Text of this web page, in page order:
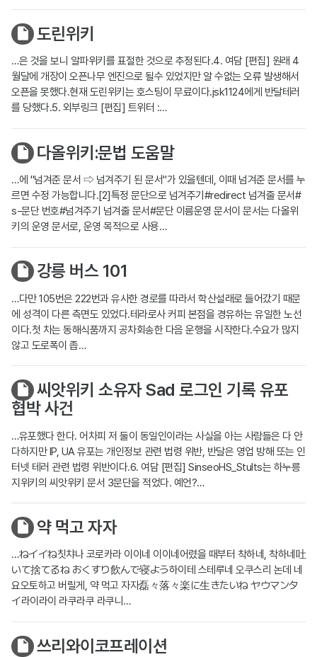
도린위키
…은 것을 보니 알파위키를 표절한 것으로 추정된다.4. 여담 [편집] 원래 4
월달에 개장이 오픈나무 엔진으로 될수 있었지만 알 수없는 오류 발생해서
오픈을 못했다.현재 도린위키는 호스팅이 무료이다.jsk1124에게 반달테러
를 당했다.5. 외부링크 [편집] 트위터 :…
다올위키:문법 도움말
…에 "넘겨준 문서 ⇨ 넘겨주기 된 문서"가 있을텐데, 이때 넘겨준 문서를 누
르면 수정 가능합니다.[2]특정 문단으로 넘겨주기#redirect 넘겨줄 문서#
s-문단 번호#넘겨주기 넘겨줄 문서#문단 이름운영 문서이 문서는 다올위
키의 운영 문서로, 운영 목적으로 사용…
강릉 버스 101
…다만 105번은 222번과 유사한 경로를 따라서 학산설래로 들어갔기 때문
에 성격이 다른 측면도 있었다.테라로사 커피 본점을 경유하는 유일한 노선
이다.첫 차는 동해식품까지 공차회송한 다음 운행을 시작한다.수요가 많지
않고 도로폭이 좁…
씨앗위키 소유자 Sad 로그인 기록 유포
협박 사건
…유포했다 한다. 어차피 저 둘이 동일인이라는 사실을 아는 사람들은 다 안
다하지만 IP, UA 유포는 개인정보 관련 법령 위반, 반달은 영업 방해 또는 인
터넷 테러 관련 법령 위반이다.6. 여담 [편집] SinseoHS_Stults는 하누릉
지위키의 씨앗위키 문서 3문단을 적었다. 예언?…
약 먹고 자자
…ねイイね칫챠나 코로카라 이이네 이이네어렸을 때부터 착하네, 착하네吐
いて捨てるね おくすり飲んで寝よう하이테 스테루네 오쿠스리 논데 네
요오토하고 버릴게, 약 먹고 자자磊々落々楽に生きたいね ヤウマンタ
イ라이라이 라쿠라쿠 라쿠니…
쓰리와이코프레이션